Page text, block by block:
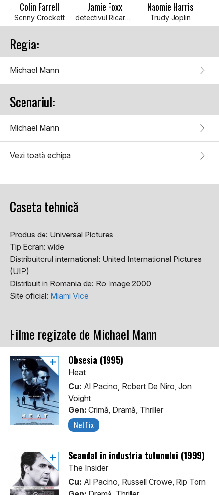
Colin Farrell
Sonny Crockett
Jamie Foxx
detectivul Ricardo Tubbs
Naomie Harris
Trudy Joplin
Regia:
Michael Mann
Scenariul:
Michael Mann
Vezi toată echipa
Caseta tehnică
Produs de: Universal Pictures
Tip Ecran: wide
Distribuitorul international: United International Pictures
(UIP)
Distribuit in Romania de: Ro Image 2000
Site oficial: Miami Vice
Filme regizate de Michael Mann
Obsesia (1995)
Heat
Cu: Al Pacino, Robert De Niro, Jon
Voight
Gen: Crimă, Dramă, Thriller
Netflix
Scandal în industria tutunului (1999)
The Insider
Cu: Al Pacino, Russell Crowe, Rip Torn